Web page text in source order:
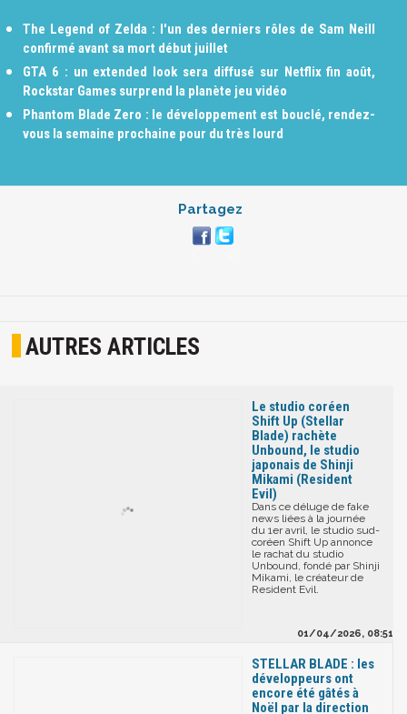
The Legend of Zelda : l'un des derniers rôles de Sam Neill
confirmé avant sa mort début juillet
GTA 6 : un extended look sera diffusé sur Netflix fin août,
Rockstar Games surprend la planète jeu vidéo
Phantom Blade Zero : le développement est bouclé, rendez-
vous la semaine prochaine pour du très lourd
Partagez
AUTRES ARTICLES
Le studio coréen
Shift Up (Stellar
Blade) rachète
Unbound, le studio
japonais de Shinji
Mikami (Resident
Evil)
Dans ce déluge de fake
news liées à la journée
du 1er avril, le studio sud-
coréen Shift Up annonce
le rachat du studio
Unbound, fondé par Shinji
Mikami, le créateur de
Resident Evil.
01/04/2026, 08:51
STELLAR BLADE : les
développeurs ont
encore été gâtés à
Noël par la direction